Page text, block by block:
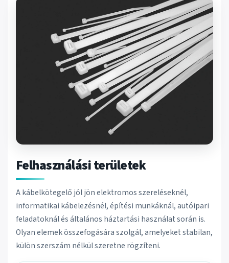
Felhasználási területek
A kábelkötegelő jól jön elektromos szereléseknél,
informatikai kábelezésnél, építési munkáknál, autóipari
feladatoknál és általános háztartási használat során is.
Olyan elemek összefogására szolgál, amelyeket stabilan,
külön szerszám nélkül szeretne rögzíteni.